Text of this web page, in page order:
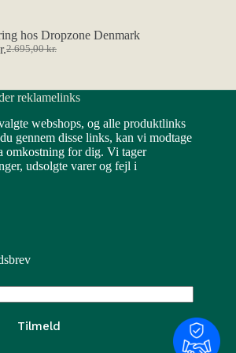
hos Dropzone Denmark
2.695,00kr.
Den
var:
Den
er: reklamelinks
webshops, og alle produktlinks
gennem disse links, kan vi modtage
omkostning for dig. Vi tager
udsolgte varer og fejl i
Tilmeld